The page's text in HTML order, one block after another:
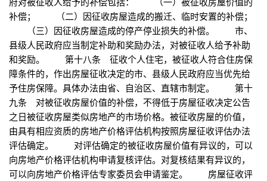
补偿； （二）因征收房屋造成的搬迁、临时安置的补偿；
（三）因征收房屋造成的停产停业损失的补偿。 市、
县级人民政府应当制定补助和奖励办法，对被征收人给予补助
和奖励。 第十八条 征收个人住宅，被征收人符合住房保
障条件的，作出房屋征收决定的市、县级人民政府应当优先给
予住房保障。具体办法由省、自治区、直辖市制定。 第十
九条 对被征收房屋价值的补偿，不得低于房屋征收决定公告
之日被征收房屋类似房地产的市场价格。被征收房屋的价值，
由具有相应资质的房地产价格评估机构按照房屋征收评估办法
评估确定。 对评估确定的被征收房屋价值有异议的，可以
向房地产价格评估机构申请复核评估。对复核结果有异议的，
可以向房地产价格评估专家委员会申请鉴定。 房屋征收评